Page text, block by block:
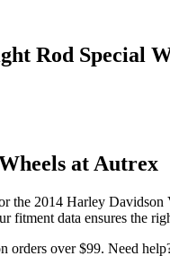
Rod Special
at Autrex
the 2014 Harley Davidson
fitment data ensures the
orders over $99. Need